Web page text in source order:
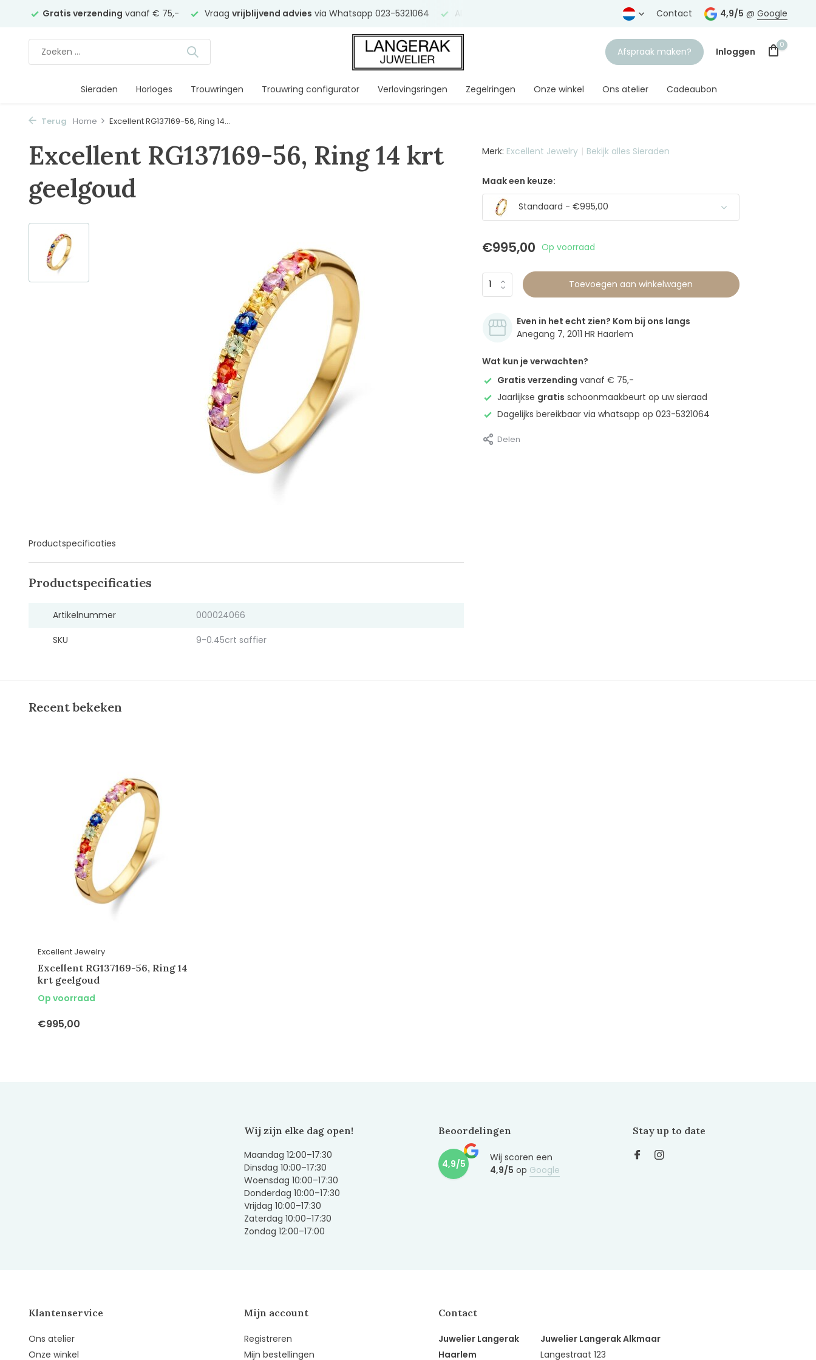
Gratis verzending vanaf € 75,- Vraag vrijblijvend advies via Whatsapp 023-5321064 Al Gratis verzending vanaf € 75,-
Contact 4,9/5 @ Google
Afspraak maken? Inloggen
0
Sieraden Horloges Trouwringen Trouwring configurator Verlovingsringen Zegelringen Onze winkel Ons atelier Cadeaubon
Terug Home Excellent RG137169-56, Ring 14...
Excellent RG137169-56, Ring 14 krt
geelgoud
Productspecificaties
Productspecificaties
Artikelnummer 000024066
SKU 9-0.45crt saffier
Merk: Excellent Jewelry Bekijk alles Sieraden
Maak een keuze:
Standaard - €995,00
€995,00 Op voorraad
Toevoegen aan winkelwagen
Even in het echt zien? Kom bij ons langs
Anegang 7, 2011 HR Haarlem
Wat kun je verwachten?
Gratis verzending vanaf € 75,-
Jaarlijkse gratis schoonmaakbeurt op uw sieraad
Dagelijks bereikbaar via whatsapp op 023-5321064
Delen
Recent bekeken
Excellent Jewelry
Excellent RG137169-56, Ring 14
krt geelgoud
Op voorraad
€995,00
Wij zijn elke dag open!
Maandag 12:00–17:30
Dinsdag 10:00–17:30
Woensdag 10:00–17:30
Donderdag 10:00–17:30
Vrijdag 10:00–17:30
Zaterdag 10:00–17:30
Zondag 12:00–17:00
Beoordelingen
4,9/5
Wij scoren een
4,9/5 op Google
Stay up to date
Klantenservice
Ons atelier
Onze winkel
Mijn account
Registreren
Mijn bestellingen
Contact
Juwelier Langerak
Haarlem
Juwelier Langerak Alkmaar
Langestraat 123